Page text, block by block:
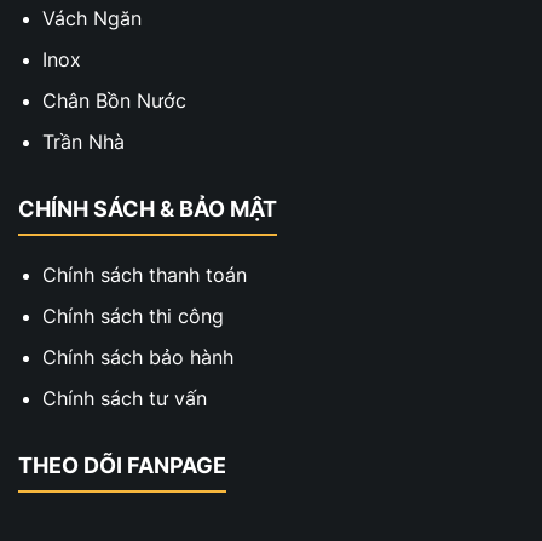
Vách Ngăn
Inox
Chân Bồn Nước
Trần Nhà
CHÍNH SÁCH & BẢO MẬT
Chính sách thanh toán
Chính sách thi công
Chính sách bảo hành
Chính sách tư vấn
THEO DÕI FANPAGE